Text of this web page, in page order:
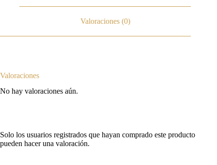
Valoraciones (0)
Valoraciones
No hay valoraciones aún.
Solo los usuarios registrados que hayan comprado este producto
pueden hacer una valoración.